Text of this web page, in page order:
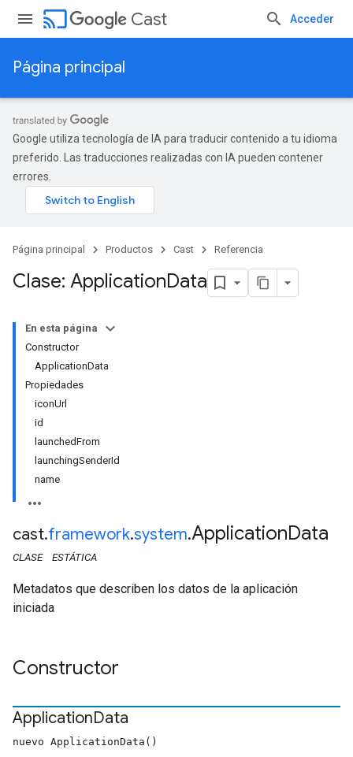
cast Cast Acceder
Página principal
Google utiliza tecnología de IA para traducir contenido a tu idioma
preferido. Las traducciones realizadas con IA pueden contener
errores.
Página principal Productos Cast Referencia
Clase: ApplicationData
En esta página
Constructor
ApplicationData
Propiedades
iconUrl
id
launchedFrom
launchingSenderId
name
cast.framework.system.ApplicationData
CLASE ESTÁTICA
Metadatos que describen los datos de la aplicación
iniciada
Constructor
ApplicationData
nuevo ApplicationData()